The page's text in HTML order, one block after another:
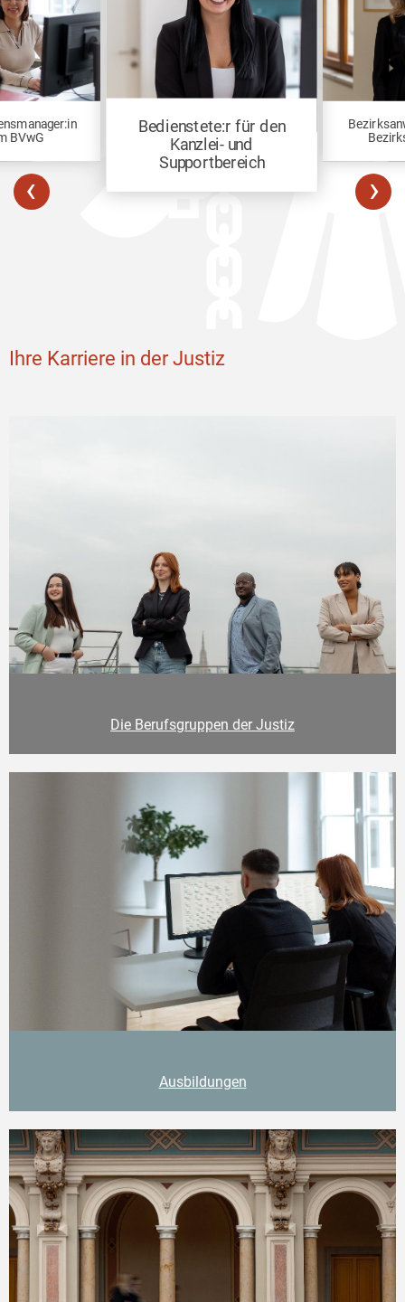
BVwG
Bedienstete:r für den
Kanzlei- und
Supportbereich
‹ ›
Ihre Karriere in der Justiz
Die Berufsgruppen der Justiz
Ausbildungen